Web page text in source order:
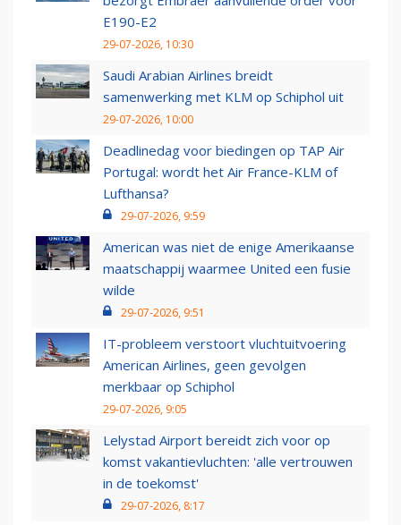
E190-E2
29-07-2026, 10:30
Saudi Arabian Airlines breidt
samenwerking met KLM op Schiphol uit
29-07-2026, 10:00
Deadlinedag voor biedingen op TAP Air
Portugal: wordt het Air France-KLM of
Lufthansa?
29-07-2026, 9:59
American was niet de enige Amerikaanse
maatschappij waarmee United een fusie
wilde
29-07-2026, 9:51
IT-probleem verstoort vluchtuitvoering
American Airlines, geen gevolgen
merkbaar op Schiphol
29-07-2026, 9:05
Lelystad Airport bereidt zich voor op
komst vakantievluchten: 'alle vertrouwen
in de toekomst'
29-07-2026, 8:17